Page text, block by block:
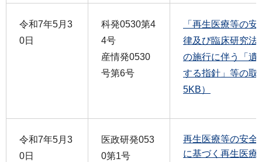
令和7年5月3
0日
科発0530第4
4号
産情発0530
号第6号
「再生医療等の
律及び臨床研究法
の施行に伴う「遺
する指針」等の取
5KB）
令和7年5月3
0日
医政研発053
0第1号
再生医療等の安全
に基づく再生医療